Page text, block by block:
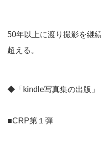
50年以上に渡り撮影を継
超える。
◆「kindle写真集の出版」
■CRP第１弾